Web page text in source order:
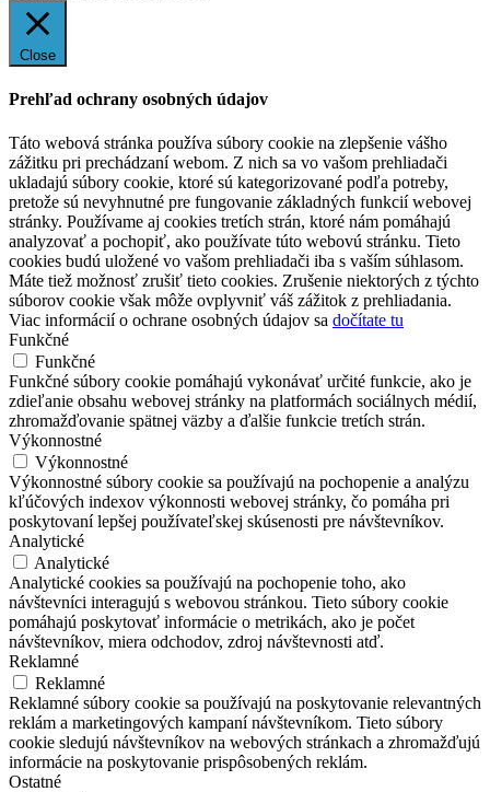
Close
Prehľad ochrany osobných údajov
Táto webová stránka používa súbory cookie na zlepšenie vášho
zážitku pri prechádzaní webom. Z nich sa vo vašom prehliadači
ukladajú súbory cookie, ktoré sú kategorizované podľa potreby,
pretože sú nevyhnutné pre fungovanie základných funkcií webovej
stránky. Používame aj cookies tretích strán, ktoré nám pomáhajú
analyzovať a pochopiť, ako používate túto webovú stránku. Tieto
cookies budú uložené vo vašom prehliadači iba s vaším súhlasom.
Máte tiež možnosť zrušiť tieto cookies. Zrušenie niektorých z týchto
súborov cookie však môže ovplyvniť váš zážitok z prehliadania.
Viac informácií o ochrane osobných údajov sa dočítate tu
Funkčné
Funkčné
Funkčné súbory cookie pomáhajú vykonávať určité funkcie, ako je
zdieľanie obsahu webovej stránky na platformách sociálnych médií,
zhromažďovanie spätnej väzby a ďalšie funkcie tretích strán.
Výkonnostné
Výkonnostné
Výkonnostné súbory cookie sa používajú na pochopenie a analýzu
kľúčových indexov výkonnosti webovej stránky, čo pomáha pri
poskytovaní lepšej používateľskej skúsenosti pre návštevníkov.
Analytické
Analytické
Analytické cookies sa používajú na pochopenie toho, ako
návštevníci interagujú s webovou stránkou. Tieto súbory cookie
pomáhajú poskytovať informácie o metrikách, ako je počet
návštevníkov, miera odchodov, zdroj návštevnosti atď.
Reklamné
Reklamné
Reklamné súbory cookie sa používajú na poskytovanie relevantných
reklám a marketingových kampaní návštevníkom. Tieto súbory
cookie sledujú návštevníkov na webových stránkach a zhromažďujú
informácie na poskytovanie prispôsobených reklám.
Ostatné